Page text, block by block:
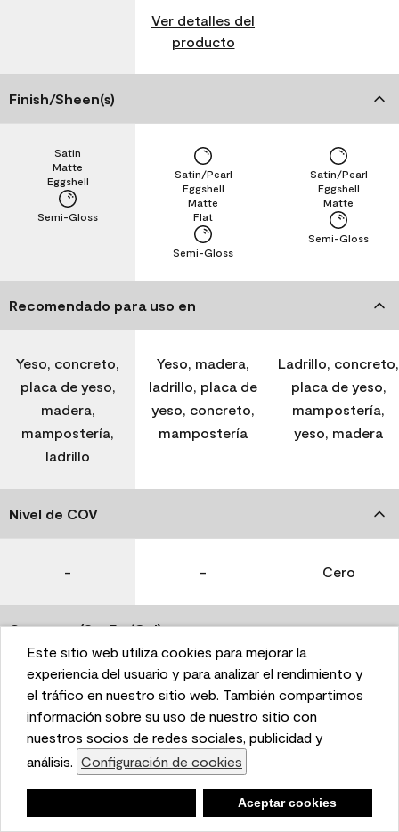
This website uses cookies to enhance user experience
and to analyze performance and traffic on our website.
We also share information about your use of our site
with our social media, advertising, and analytics
partners. Cookie Settings
Accept Cookies
Este sitio web utiliza cookies para mejorar la
experiencia del usuario y para analizar el rendimiento y
el tráfico en nuestro sitio web. También compartimos
información sobre su uso de nuestro sitio con
nuestros socios de redes sociales, publicidad y
análisis. Configuración de cookies
Aceptar cookies
Ver detalles del
producto
Finish/Sheen(s)
Semi-Gloss
Eggshell
Matte
Satin
Semi-Gloss
Flat
Matte
Eggshell
Satin/Pearl
Semi-Gloss
Matte
Eggshell
Satin/Pearl
Recomendado para uso en
Yeso, concreto,
placa de yeso,
madera,
mampostería,
ladrillo
Yeso, madera,
ladrillo, placa de
yeso, concreto,
mampostería
Ladrillo, concreto,
placa de yeso,
mampostería,
yeso, madera
Nivel de COV
- - Cero
Coverage (Sq. Ft./Gal)
350-400 400-450 400-450
Tiempo de secado
1 hora